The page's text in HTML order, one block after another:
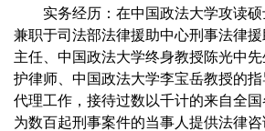
实务经历：在中国政法大学攻读硕
兼职于司法部法律援助中心刑事法律
主任、中国政法大学终身教授陈光中
护律师、中国政法大学李宝岳教授的
代理工作，接待过数以千计的来自全国
为数百起刑事案件的当事人提供法律